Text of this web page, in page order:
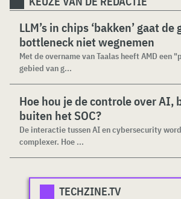
LLM’s in chips ‘bakken’ gaat
bottleneck niet wegnemen
Met de overname van Taalas heeft AMD een
gebied van g...
Hoe hou je de controle over AI,
buiten het SOC?
De interactie tussen AI en cybersecurity
complexer. Hoe ...
TECHZINE.TV